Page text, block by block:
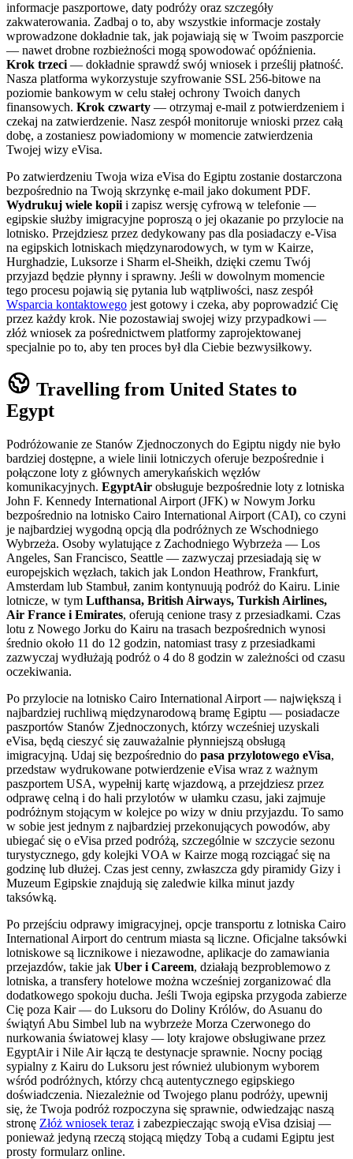
informacje paszportowe, daty podróży oraz szczegóły
zakwaterowania. Zadbaj o to, aby wszystkie informacje zostały
wprowadzone dokładnie tak, jak pojawiają się w Twoim paszporcie
— nawet drobne rozbieżności mogą spowodować opóźnienia.
Krok trzeci — dokładnie sprawdź swój wniosek i prześlij płatność.
Nasza platforma wykorzystuje szyfrowanie SSL 256-bitowe na
poziomie bankowym w celu stałej ochrony Twoich danych
finansowych. Krok czwarty — otrzymaj e-mail z potwierdzeniem i
czekaj na zatwierdzenie. Nasz zespół monitoruje wnioski przez całą
dobę, a zostaniesz powiadomiony w momencie zatwierdzenia
Twojej wizy eVisa.
Po zatwierdzeniu Twoja wiza eVisa do Egiptu zostanie dostarczona
bezpośrednio na Twoją skrzynkę e-mail jako dokument PDF.
Wydrukuj wiele kopii i zapisz wersję cyfrową w telefonie —
egipskie służby imigracyjne poproszą o jej okazanie po przylocie na
lotnisko. Przejdziesz przez dedykowany pas dla posiadaczy e-Visa
na egipskich lotniskach międzynarodowych, w tym w Kairze,
Hurghadzie, Luksorze i Sharm el-Sheikh, dzięki czemu Twój
przyjazd będzie płynny i sprawny. Jeśli w dowolnym momencie
tego procesu pojawią się pytania lub wątpliwości, nasz zespół
Wsparcia kontaktowego jest gotowy i czeka, aby poprowadzić Cię
przez każdy krok. Nie pozostawiaj swojej wizy przypadkowi —
złóż wniosek za pośrednictwem platformy zaprojektowanej
specjalnie po to, aby ten proces był dla Ciebie bezwysiłkowy.
Travelling from United States to
Egypt
Podróżowanie ze Stanów Zjednoczonych do Egiptu nigdy nie było
bardziej dostępne, a wiele linii lotniczych oferuje bezpośrednie i
połączone loty z głównych amerykańskich węzłów
komunikacyjnych. EgyptAir obsługuje bezpośrednie loty z lotniska
John F. Kennedy International Airport (JFK) w Nowym Jorku
bezpośrednio na lotnisko Cairo International Airport (CAI), co czyni
je najbardziej wygodną opcją dla podróżnych ze Wschodniego
Wybrzeża. Osoby wylatujące z Zachodniego Wybrzeża — Los
Angeles, San Francisco, Seattle — zazwyczaj przesiadają się w
europejskich węzłach, takich jak London Heathrow, Frankfurt,
Amsterdam lub Stambuł, zanim kontynuują podróż do Kairu. Linie
lotnicze, w tym Lufthansa, British Airways, Turkish Airlines,
Air France i Emirates, oferują cenione trasy z przesiadkami. Czas
lotu z Nowego Jorku do Kairu na trasach bezpośrednich wynosi
średnio około 11 do 12 godzin, natomiast trasy z przesiadkami
zazwyczaj wydłużają podróż o 4 do 8 godzin w zależności od czasu
oczekiwania.
Po przylocie na lotnisko Cairo International Airport — największą i
najbardziej ruchliwą międzynarodową bramę Egiptu — posiadacze
paszportów Stanów Zjednoczonych, którzy wcześniej uzyskali
eVisa, będą cieszyć się zauważalnie płynniejszą obsługą
imigracyjną. Udaj się bezpośrednio do pasa przylotowego eVisa,
przedstaw wydrukowane potwierdzenie eVisa wraz z ważnym
paszportem USA, wypełnij kartę wjazdową, a przejdziesz przez
odprawę celną i do hali przylotów w ułamku czasu, jaki zajmuje
podróżnym stojącym w kolejce po wizy w dniu przyjazdu. To samo
w sobie jest jednym z najbardziej przekonujących powodów, aby
ubiegać się o eVisa przed podróżą, szczególnie w szczycie sezonu
turystycznego, gdy kolejki VOA w Kairze mogą rozciągać się na
godzinę lub dłużej. Czas jest cenny, zwłaszcza gdy piramidy Gizy i
Muzeum Egipskie znajdują się zaledwie kilka minut jazdy
taksówką.
Po przejściu odprawy imigracyjnej, opcje transportu z lotniska Cairo
International Airport do centrum miasta są liczne. Oficjalne taksówki
lotniskowe są licznikowe i niezawodne, aplikacje do zamawiania
przejazdów, takie jak Uber i Careem, działają bezproblemowo z
lotniska, a transfery hotelowe można wcześniej zorganizować dla
dodatkowego spokoju ducha. Jeśli Twoja egipska przygoda zabierze
Cię poza Kair — do Luksoru do Doliny Królów, do Asuanu do
świątyń Abu Simbel lub na wybrzeże Morza Czerwonego do
nurkowania światowej klasy — loty krajowe obsługiwane przez
EgyptAir i Nile Air łączą te destynacje sprawnie. Nocny pociąg
sypialny z Kairu do Luksoru jest również ulubionym wyborem
wśród podróżnych, którzy chcą autentycznego egipskiego
doświadczenia. Niezależnie od Twojego planu podróży, upewnij
się, że Twoja podróż rozpoczyna się sprawnie, odwiedzając naszą
stronę Złóż wniosek teraz i zabezpieczając swoją eVisa dzisiaj —
ponieważ jedyną rzeczą stojącą między Tobą a cudami Egiptu jest
prosty formularz online.